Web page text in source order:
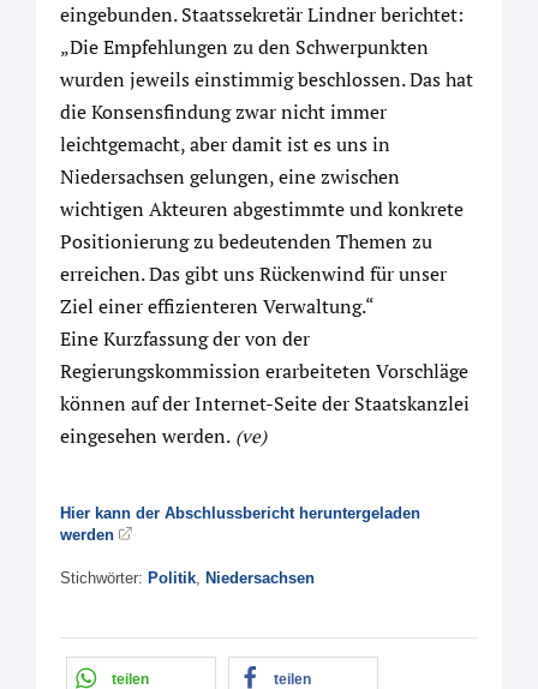
eingebunden. Staatssekretär Lindner berichtet:
„Die Empfehlungen zu den Schwerpunkten
wurden jeweils einstimmig beschlossen. Das hat
die Konsensfindung zwar nicht immer
leichtgemacht, aber damit ist es uns in
Niedersachsen gelungen, eine zwischen
wichtigen Akteuren abgestimmte und konkrete
Positionierung zu bedeutenden Themen zu
erreichen. Das gibt uns Rückenwind für unser
Ziel einer effizienteren Verwaltung.“
Eine Kurzfassung der von der
Regierungskommission erarbeiteten Vorschläge
können auf der Internet-Seite der Staatskanzlei
eingesehen werden. (ve)
Hier kann der Abschlussbericht heruntergeladen
werden
Stichwörter: Politik, Niedersachsen
teilen teilen